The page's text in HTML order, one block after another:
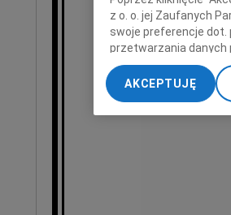
wyrazy
z o. o. jej Zaufanych
swoje preferencje dot.
przetwarzania danych
„Ustawienia
My, nasi Zaufani
dokładnych danych
Przechowywanie
treści, badnie
AKCEPTUJĘ